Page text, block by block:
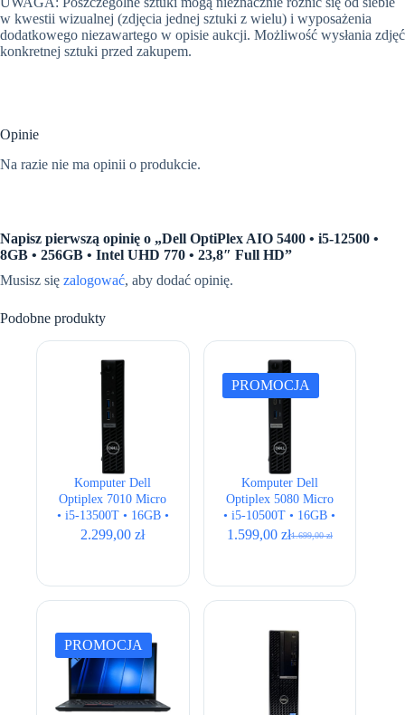
w kwestii wizualnej (zdjęcia jednej sztuki z wielu) i wyposażenia
dodatkowego niezawartego w opisie aukcji. Możliwość wysłania zdjęć
konkretnej sztuki przed zakupem.
Opinie
Na razie nie ma opinii o produkcie.
Napisz pierwszą opinię o „Dell OptiPlex AIO 5400 • i5-12500 •
8GB • 256GB • Intel UHD 770 • 23,8″ Full HD”
Musisz się zalogować, aby dodać opinię.
Podobne produkty
Komputer Dell
Optiplex 7010 Micro
• i5-13500T • 16GB •
256GB • UHD 770 •
2.299,00zł
PROMOCJA
Komputer Dell
Optiplex 5080 Micro
• i5-10500T • 16GB •
256GB • UHD 630
1.699,00zł
Pierwotna
1.699,00 zł.
1.599,00 zł
Aktualna
1.599,00 zł.
PROMOCJA